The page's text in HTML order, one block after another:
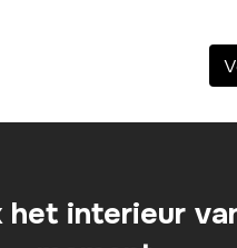
het interieur